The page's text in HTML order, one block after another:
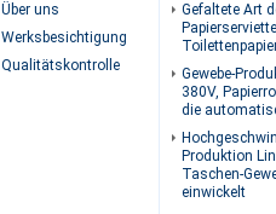
Über uns
Werksbesichtigung
Qualitätskontrolle
Gefaltete Art
Gewebe-
380V,
die
Produktion
Taschen-
einwickelt